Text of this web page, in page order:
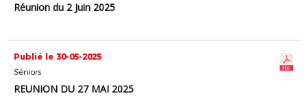
Réunion du 2 Juin 2025
Publié le 30-05-2025
Séniors
REUNION DU 27 MAI 2025